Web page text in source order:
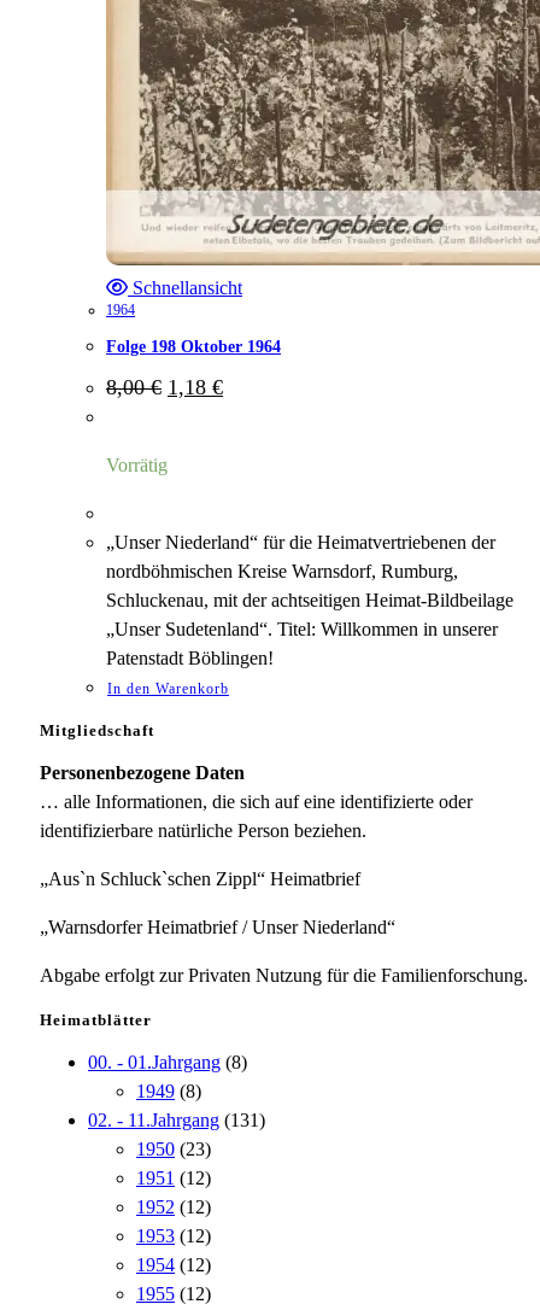
Schnellansicht
1964
Folge 198 Oktober 1964
8,00€ Ursprünglicher
Preis
1,18 €Aktueller
Preis
Vorrätig
„Unser Niederland“ für die Heimatvertriebenen der
nordböhmischen Kreise Warnsdorf, Rumburg,
Schluckenau, mit der achtseitigen Heimat-Bildbeilage
„Unser Sudetenland“. Titel: Willkommen in unserer
Patenstadt Böblingen!
In den Warenkorb
Mitgliedschaft
Personenbezogene Daten
… alle Informationen, die sich auf eine identifizierte oder
identifizierbare natürliche Person beziehen.
„Aus`n Schluck`schen Zippl“ Heimatbrief
„Warnsdorfer Heimatbrief / Unser Niederland“
Abgabe erfolgt zur Privaten Nutzung für die Familienforschung.
Heimatblätter
00. - 01.Jahrgang (8)
1949 (8)
02. - 11.Jahrgang (131)
1950 (23)
1951 (12)
1952 (12)
1953 (12)
1954 (12)
1955 (12)